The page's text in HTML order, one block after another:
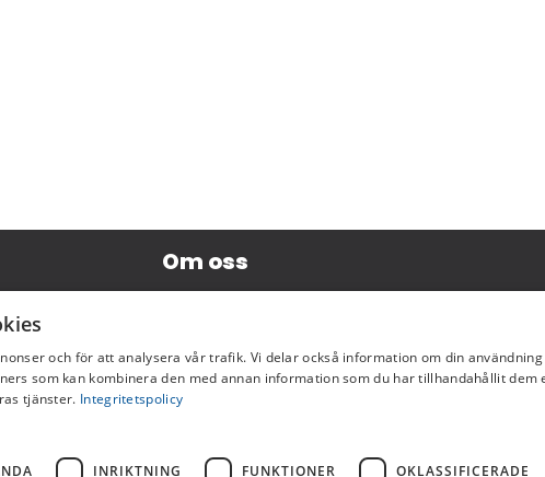
Om oss
och för att analysera vår trafik. Vi delar också information om din användning
som kan kombinera den med annan information som du har tillhandahållit dem
tjänster. Integritetspolicy
INRIKTNING FUNKTIONER OKLASSIFICERADE